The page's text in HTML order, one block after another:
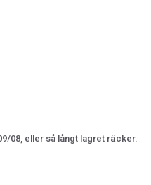
08, eller så långt lagret räcker.